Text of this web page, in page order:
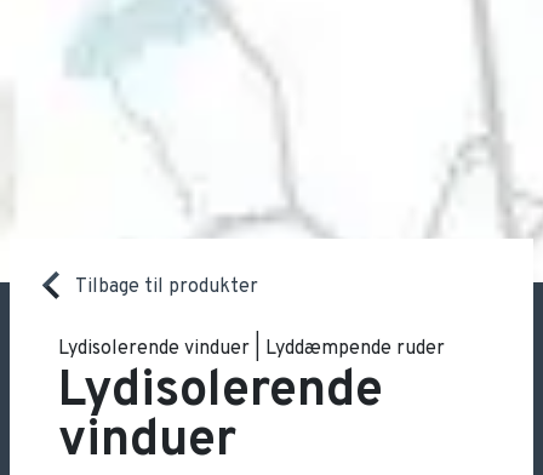
Tilbage til produkter
Lydisolerende vinduer | Lyddæmpende ruder
Lydisolerende
vinduer